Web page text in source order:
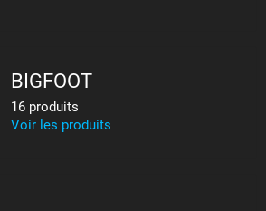
BIGFOOT
16 produits
Voir les produits